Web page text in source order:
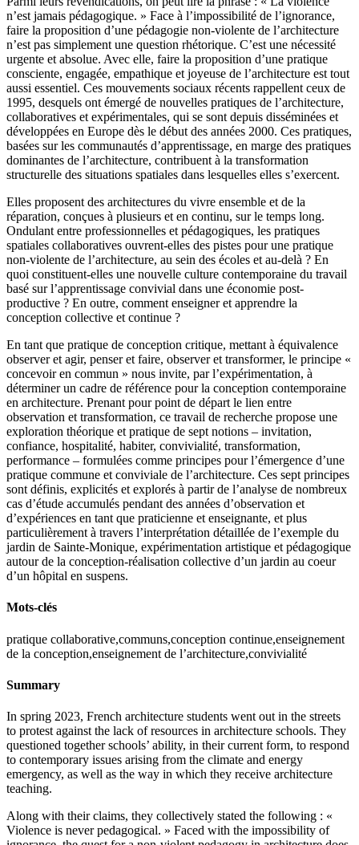
n’est jamais pédagogique. » Face à l’impossibilité de l’ignorance,
faire la proposition d’une pédagogie non-violente de l’architecture
n’est pas simplement une question rhétorique. C’est une nécessité
urgente et absolue. Avec elle, faire la proposition d’une pratique
consciente, engagée, empathique et joyeuse de l’architecture est tout
aussi essentiel. Ces mouvements sociaux récents rappellent ceux de
1995, desquels ont émergé de nouvelles pratiques de l’architecture,
collaboratives et expérimentales, qui se sont depuis disséminées et
développées en Europe dès le début des années 2000. Ces pratiques,
basées sur les communautés d’apprentissage, en marge des pratiques
dominantes de l’architecture, contribuent à la transformation
structurelle des situations spatiales dans lesquelles elles s’exercent.
Elles proposent des architectures du vivre ensemble et de la
réparation, conçues à plusieurs et en continu, sur le temps long.
Ondulant entre professionnelles et pédagogiques, les pratiques
spatiales collaboratives ouvrent-elles des pistes pour une pratique
non-violente de l’architecture, au sein des écoles et au-delà ? En
quoi constituent-elles une nouvelle culture contemporaine du travail
basé sur l’apprentissage convivial dans une économie post-
productive ? En outre, comment enseigner et apprendre la
conception collective et continue ?
En tant que pratique de conception critique, mettant à équivalence
observer et agir, penser et faire, observer et transformer, le principe «
concevoir en commun » nous invite, par l’expérimentation, à
déterminer un cadre de référence pour la conception contemporaine
en architecture. Prenant pour point de départ le lien entre
observation et transformation, ce travail de recherche propose une
exploration théorique et pratique de sept notions – invitation,
confiance, hospitalité, habiter, convivialité, transformation,
performance – formulées comme principes pour l’émergence d’une
pratique commune et conviviale de l’architecture. Ces sept principes
sont définis, explicités et explorés à partir de l’analyse de nombreux
cas d’étude accumulés pendant des années d’observation et
d’expériences en tant que praticienne et enseignante, et plus
particulièrement à travers l’interprétation détaillée de l’exemple du
jardin de Sainte-Monique, expérimentation artistique et pédagogique
autour de la conception-réalisation collective d’un jardin au coeur
d’un hôpital en suspens.
Mots-clés
pratique collaborative,communs,conception continue,enseignement
de la conception,enseignement de l’architecture,convivialité
Summary
In spring 2023, French architecture students went out in the streets
to protest against the lack of resources in architecture schools. They
questioned together schools’ ability, in their current form, to respond
to contemporary issues arising from the climate and energy
emergency, as well as the way in which they receive architecture
teaching.
Along with their claims, they collectively stated the following : «
Violence is never pedagogical. » Faced with the impossibility of